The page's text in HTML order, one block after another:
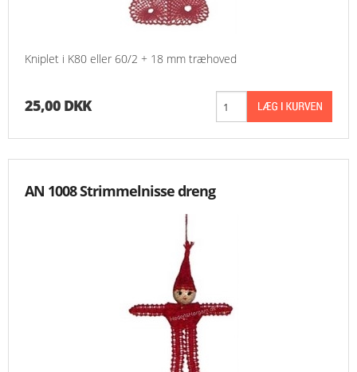
Kniplet i K80 eller 60/2 + 18 mm træhoved
25,00 DKK
AN 1008 Strimmelnisse dreng